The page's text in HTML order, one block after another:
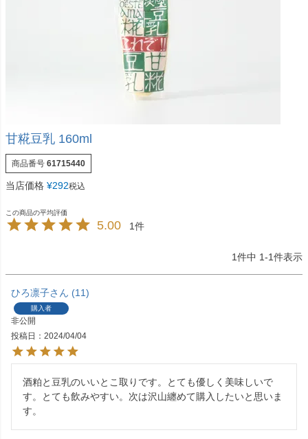
甘糀豆乳 160ml
商品番号 61715440
当店価格 ¥292税込
5.00 1
1件中 1-1件表示
ひろ凛子 11
購入者
非公開
投稿日
2024/04/04
酒粕と豆乳のいいとこ取りです。とても優しく美味しいで
す。とても飲みやすい。次は沢山纏めて購入したいと思いま
す。